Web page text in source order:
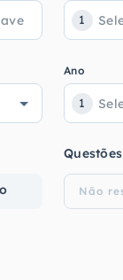
1
Ano
1
Não